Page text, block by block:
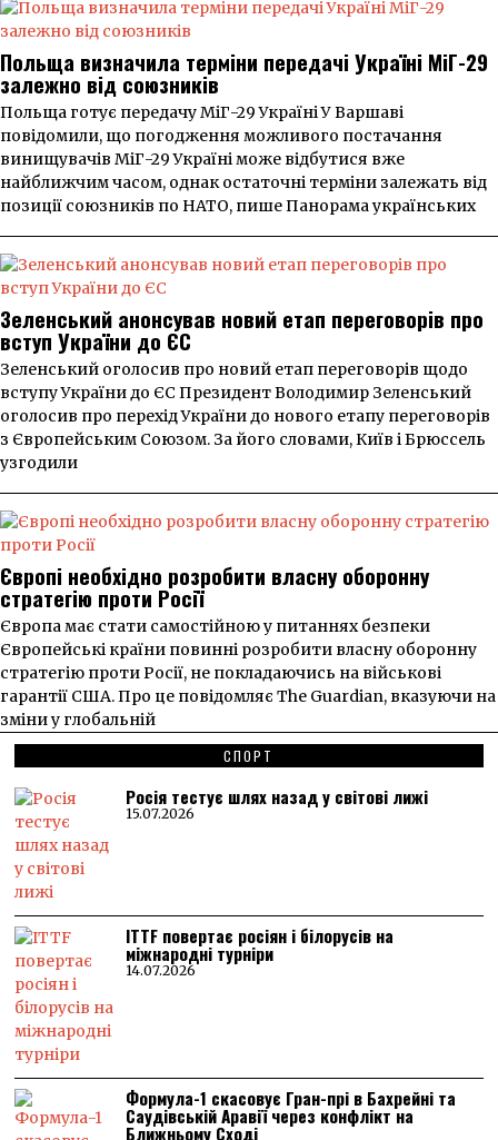
Польща визначила терміни передачі Україні МіГ-29
залежно від союзників
Польща готує передачу МіГ-29 Україні У Варшаві
повідомили, що погодження можливого постачання
винищувачів МіГ-29 Україні може відбутися вже
найближчим часом, однак остаточні терміни залежать від
позиції союзників по НАТО, пише Панорама українських
Зеленський анонсував новий етап переговорів про
вступ України до ЄС
Зеленський оголосив про новий етап переговорів щодо
вступу України до ЄС Президент Володимир Зеленський
оголосив про перехід України до нового етапу переговорів
з Європейським Союзом. За його словами, Київ і Брюссель
узгодили
Європі необхідно розробити власну оборонну
стратегію проти Росії
Європа має стати самостійною у питаннях безпеки
Європейські країни повинні розробити власну оборонну
стратегію проти Росії, не покладаючись на військові
гарантії США. Про це повідомляє The Guardian, вказуючи на
зміни у глобальній
СПОРТ
Росія тестує шлях назад у світові лижі
15.07.2026
ITTF повертає росіян і білорусів на
міжнародні турніри
14.07.2026
Формула-1 скасовує Гран-прі в Бахрейні та
Саудівській Аравії через конфлікт на
Ближньому Сході